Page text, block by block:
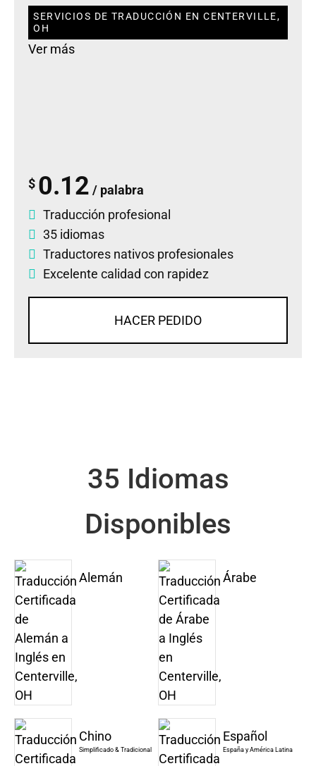
SERVICIOS DE TRADUCCIÓN EN CENTERVILLE,
OH
Ver más
$ 0.12 / palabra
Traducción profesional
35 idiomas
Traductores nativos profesionales
Excelente calidad con rapidez
HACER PEDIDO
35 Idiomas
Disponibles
Alemán Árabe
Chino
Simplificado & Tradicional
Español
España y América Latina